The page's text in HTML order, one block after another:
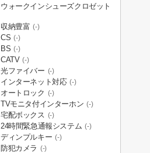
ウォークインシューズクロゼット
収納豊富 (-)
CS (-)
BS (-)
CATV (-)
光ファイバー (-)
インターネット対応 (-)
オートロック (-)
TVモニタ付インターホン (-)
宅配ボックス (-)
24時間緊急通報システム (-)
ディンプルキー (-)
防犯カメラ (-)